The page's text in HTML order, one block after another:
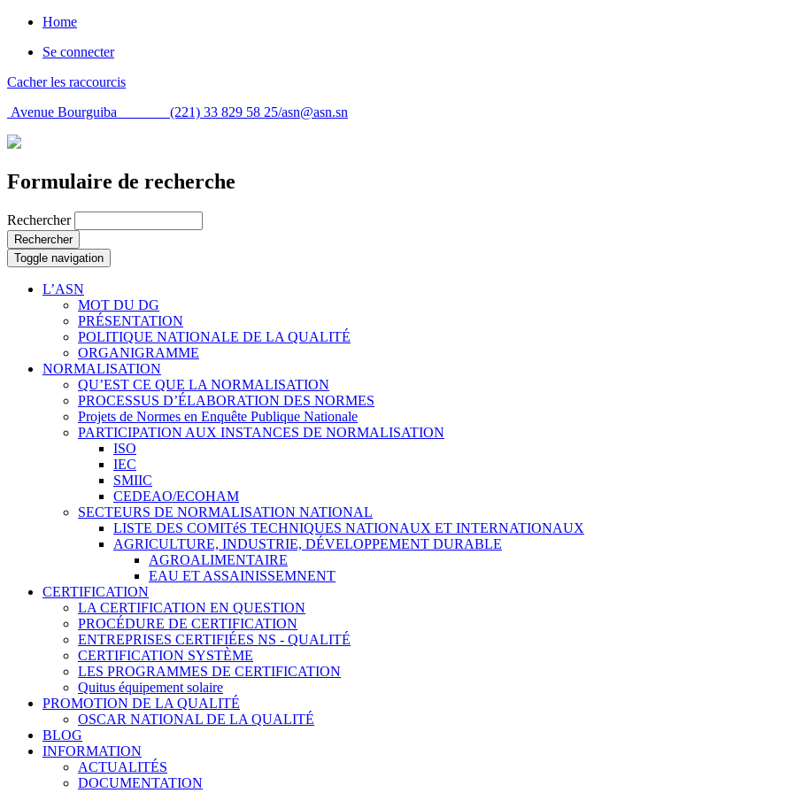
Home
Se connecter
Cacher les raccourcis
Avenue Bourguiba (221) 33 829 58 25/asn@asn.sn
Formulaire de recherche
Rechercher
Rechercher
Toggle navigation
L’ASN
MOT DU DG
PRÉSENTATION
POLITIQUE NATIONALE DE LA QUALITÉ
ORGANIGRAMME
NORMALISATION
QU’EST CE QUE LA NORMALISATION
PROCESSUS D’ÉLABORATION DES NORMES
Projets de Normes en Enquête Publique Nationale
PARTICIPATION AUX INSTANCES DE NORMALISATION
ISO
IEC
SMIIC
CEDEAO/ECOHAM
SECTEURS DE NORMALISATION NATIONAL
LISTE DES COMITéS TECHNIQUES NATIONAUX ET INTERNATIONAUX
AGRICULTURE, INDUSTRIE, DÉVELOPPEMENT DURABLE
AGROALIMENTAIRE
EAU ET ASSAINISSEMNENT
CERTIFICATION
LA CERTIFICATION EN QUESTION
PROCÉDURE DE CERTIFICATION
ENTREPRISES CERTIFIÉES NS - QUALITÉ
CERTIFICATION SYSTÈME
LES PROGRAMMES DE CERTIFICATION
Quitus équipement solaire
PROMOTION DE LA QUALITÉ
OSCAR NATIONAL DE LA QUALITÉ
BLOG
INFORMATION
ACTUALITÉS
DOCUMENTATION